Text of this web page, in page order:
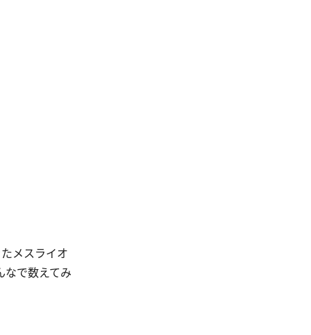
メスライオ
なで数えてみ